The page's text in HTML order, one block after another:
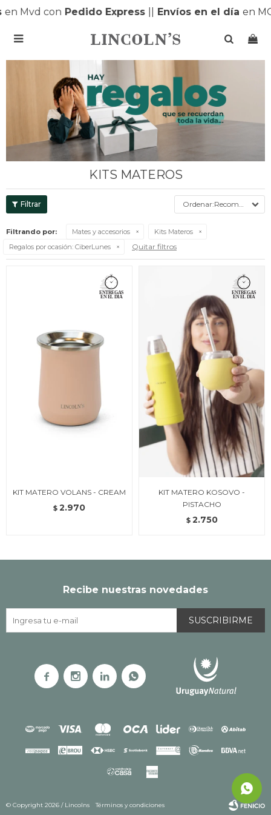
en Mvd conPedido Express| Envíos en el díaen

KITS MATEROS
Recomendados
Filtrando por: Mates y accesorios
Kits Materos
Regalos por ocasión: CiberLunes Quitar filtros
KIT MATERO VOLANS - CREAM
$ 2.970
KIT MATERO KOSOVO -
PISTACHO
$ 2.750
Recibe nuestras novedades
SUSCRIBIRME
   
© Copyright 2026 / Lincolns Términos y condiciones